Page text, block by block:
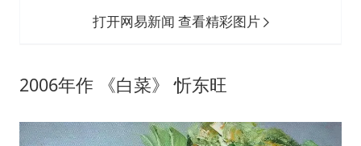
打开网易新闻 查看精彩图片
2006年作 《白菜》 忻东旺